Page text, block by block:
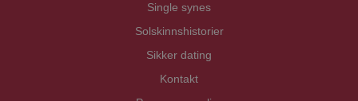
Single synes
Solskinnshistorier
Sikker dating
Kontakt